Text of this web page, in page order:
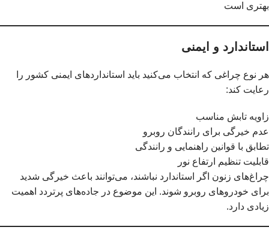
بهتری است
استاندارد و ایمنی
هر نوع چراغی که انتخاب می‌کنید باید استانداردهای ایمنی کشور را
رعایت کند:
زاویه تابش مناسب
عدم خیرگی برای رانندگان روبرو
تطابق با قوانین راهنمایی و رانندگی
قابلیت تنظیم ارتفاع نور
چراغ‌های زنون اگر استاندارد نباشند، می‌توانند باعث خیرگی شدید
برای خودروهای روبرو شوند. این موضوع در جاده‌های پرتردد اهمیت
زیادی دارد.